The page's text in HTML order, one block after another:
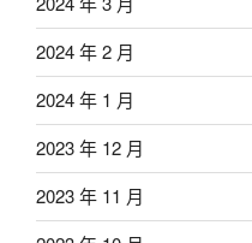
2024 年 2 月
2024 年 1 月
2023 年 12 月
2023 年 11 月